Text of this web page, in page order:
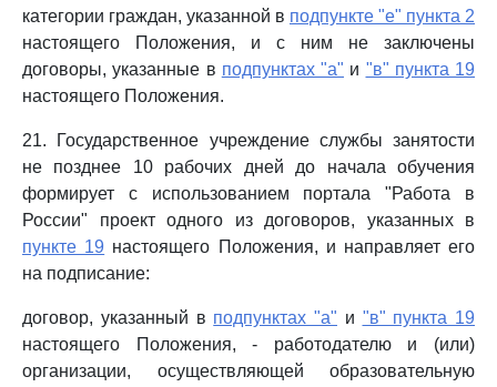
категории граждан, указанной в подпункте "е" пункта 2
настоящего Положения, и с ним не заключены
договоры, указанные в подпунктах "а" и "в" пункта 19
настоящего Положения.
21. Государственное учреждение службы занятости
не позднее 10 рабочих дней до начала обучения
формирует с использованием портала "Работа в
России" проект одного из договоров, указанных в
пункте 19 настоящего Положения, и направляет его
на подписание:
договор, указанный в подпунктах "а" и "в" пункта 19
настоящего Положения, - работодателю и (или)
организации, осуществляющей образовательную